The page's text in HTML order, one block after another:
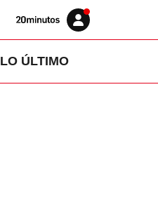
Volver
Iniciar
sesión
LO ÚLTIMO